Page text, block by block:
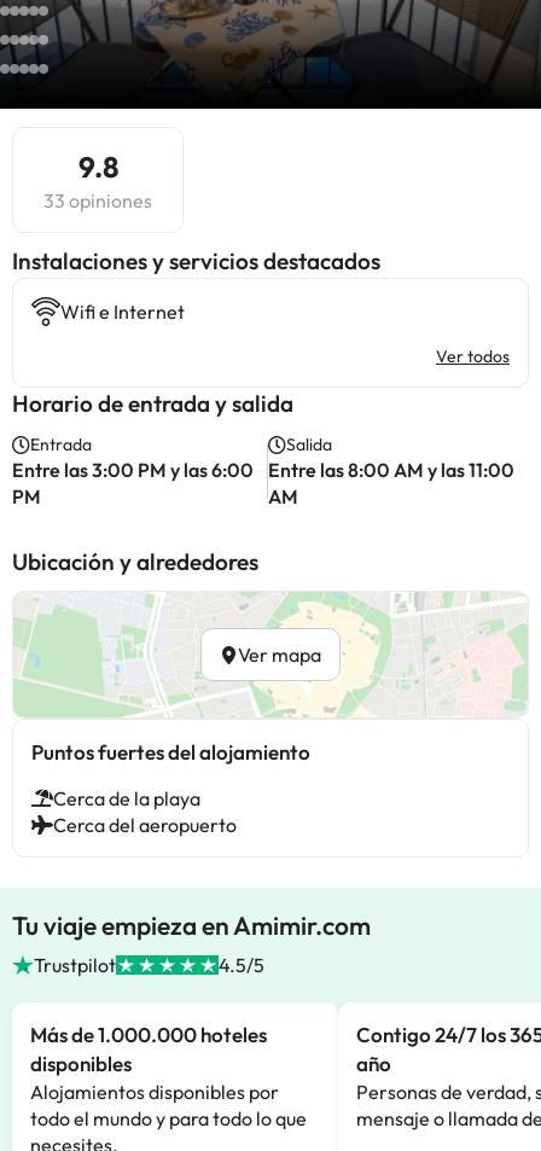
9.8
33 opiniones
Instalaciones y servicios destacados
Wifi e Internet
Ver todos
Horario de entrada y salida
Entrada
Entre las 3:00 PM y las 6:00
PM
Salida
Entre las 8:00 AM y las 11:00
AM
Ubicación y alrededores
Ver mapa
Puntos fuertes del alojamiento
Cerca de la playa
Cerca del aeropuerto
Tu viaje empieza en Amimir.com
Trustpilot 4.5/5
Más de 1.000.000 hoteles
disponibles
Alojamientos disponibles por
todo el mundo y para todo lo que
necesites.
Contigo 24/7 los
año
Personas de verdad,
mensaje o llamada